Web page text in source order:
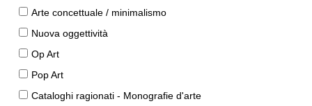
Arte concettuale / minimalismo
Nuova oggettività
Op Art
Pop Art
Cataloghi ragionati - Monografie d'arte